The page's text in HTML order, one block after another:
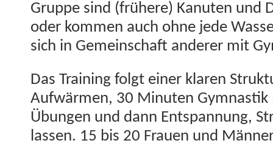
Gruppe sind (frühere) Kanuten und
oder kom­men auch ohne jede
sich in Gemein­schaft ander­er mit
Das Train­ing fol­gt ein­er klaren
Aufwär­men, 30 Minuten
Übun­gen und dann Entspan­nung,
lassen. 15 bis 20 Frauen und